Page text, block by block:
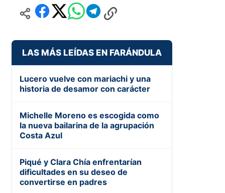
LAS MÁS LEÍDAS EN FARÁNDULA
Lucero vuelve con mariachi y una
historia de desamor con carácter
Michelle Moreno es escogida como
la nueva bailarina de la agrupación
Costa Azul
Piqué y Clara Chía enfrentarían
dificultades en su deseo de
convertirse en padres